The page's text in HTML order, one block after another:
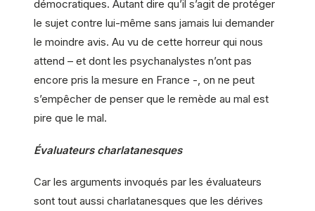
démocratiques. Autant dire qu’il s’agit de protéger
le sujet contre lui-même sans jamais lui demander
le moindre avis. Au vu de cette horreur qui nous
attend – et dont les psychanalystes n’ont pas
encore pris la mesure en France -, on ne peut
s’empêcher de penser que le remède au mal est
pire que le mal.
Évaluateurs charlatanesques
Car les arguments invoqués par les évaluateurs
sont tout aussi charlatanesques que les dérives